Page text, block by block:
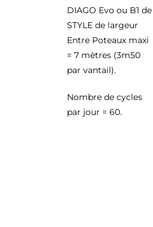
DIAGO Evo ou B1 de
STYLE de largeur
Entre Poteaux maxi
= 7 mètres (3m50
par vantail).
Nombre de cycles
par jour = 60.